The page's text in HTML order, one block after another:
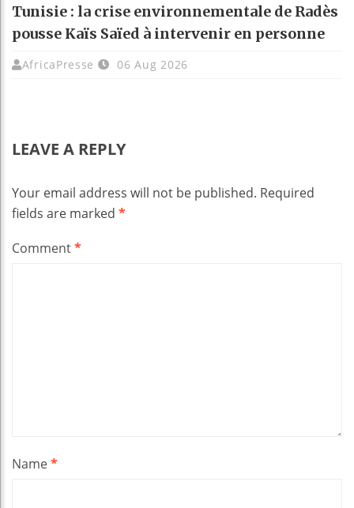
Tunisie : la crise environnementale de Radès
pousse Kaïs Saïed à intervenir en personne
AfricaPresse 06 Aug 2026
LEAVE A REPLY
Your email address will not be published. Required
fields are marked *
Comment*
Name*